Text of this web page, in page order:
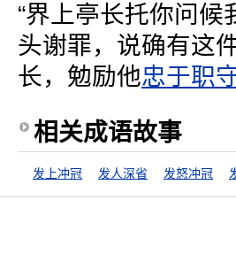
“界上亭长托你问
头谢罪，说确有这
长，勉励他忠于职
相关成语故事
发上冲冠 发人深省 发怒冲冠